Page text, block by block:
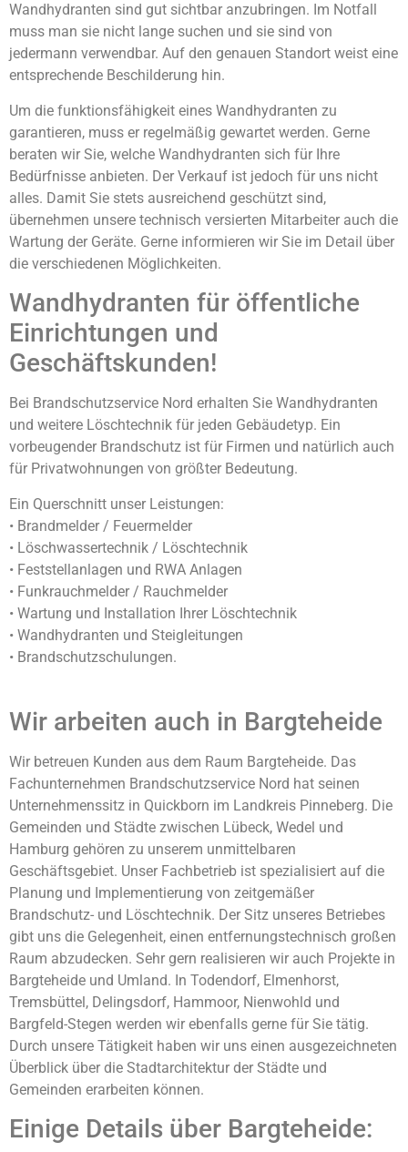
Wandhydranten sind gut sichtbar anzubringen. Im Notfall
muss man sie nicht lange suchen und sie sind von
jedermann verwendbar. Auf den genauen Standort weist eine
entsprechende Beschilderung hin.
Um die funktionsfähigkeit eines Wandhydranten zu
garantieren, muss er regelmäßig gewartet werden. Gerne
beraten wir Sie, welche Wandhydranten sich für Ihre
Bedürfnisse anbieten. Der Verkauf ist jedoch für uns nicht
alles. Damit Sie stets ausreichend geschützt sind,
übernehmen unsere technisch versierten Mitarbeiter auch die
Wartung der Geräte. Gerne informieren wir Sie im Detail über
die verschiedenen Möglichkeiten.
Wandhydranten für öffentliche
Einrichtungen und
Geschäftskunden!
Bei Brandschutzservice Nord erhalten Sie Wandhydranten
und weitere Löschtechnik für jeden Gebäudetyp. Ein
vorbeugender Brandschutz ist für Firmen und natürlich auch
für Privatwohnungen von größter Bedeutung.
Ein Querschnitt unser Leistungen:
• Brandmelder / Feuermelder
• Löschwassertechnik / Löschtechnik
• Feststellanlagen und RWA Anlagen
• Funkrauchmelder / Rauchmelder
• Wartung und Installation Ihrer Löschtechnik
• Wandhydranten und Steigleitungen
• Brandschutzschulungen.
Wir arbeiten auch in Bargteheide
Wir betreuen Kunden aus dem Raum Bargteheide. Das
Fachunternehmen Brandschutzservice Nord hat seinen
Unternehmenssitz in Quickborn im Landkreis Pinneberg. Die
Gemeinden und Städte zwischen Lübeck, Wedel und
Hamburg gehören zu unserem unmittelbaren
Geschäftsgebiet. Unser Fachbetrieb ist spezialisiert auf die
Planung und Implementierung von zeitgemäßer
Brandschutz- und Löschtechnik. Der Sitz unseres Betriebes
gibt uns die Gelegenheit, einen entfernungstechnisch großen
Raum abzudecken. Sehr gern realisieren wir auch Projekte in
Bargteheide und Umland. In Todendorf, Elmenhorst,
Tremsbüttel, Delingsdorf, Hammoor, Nienwohld und
Bargfeld-Stegen werden wir ebenfalls gerne für Sie tätig.
Durch unsere Tätigkeit haben wir uns einen ausgezeichneten
Überblick über die Stadtarchitektur der Städte und
Gemeinden erarbeiten können.
Einige Details über Bargteheide: